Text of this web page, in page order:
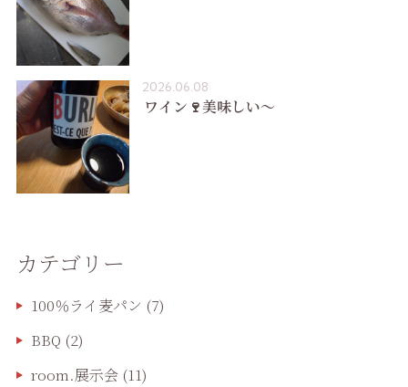
2026.06.08
ワイン🍷美味しい〜
カテゴリー
100％ライ麦パン (7)
BBQ (2)
room.展示会(11)